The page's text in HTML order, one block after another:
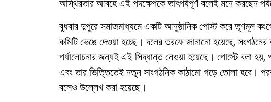
অস্থিরতার আবহে এই পদক্ষেপকে তাৎপর্যপূর্ণ বলেই মনে করছেন
বুধবার দুপুরে সমাজমাধ্যমে একটি আনুষ্ঠানিক পোস্ট করে তৃণমূল
কমিটি ভেঙে দেওয়া হচ্ছে। দলের তরফে জানানো হয়েছে,
পর্যালোচনার জন্যই এই সিদ্ধান্ত নেওয়া হয়েছে। পোস্টে বলা হয়,
এবং তার ভিত্তিতেই নতুন সাংগঠনিক কাঠামো গড়ে তোলা হবে।
বলেও উল্লেখ করা হয়েছে।